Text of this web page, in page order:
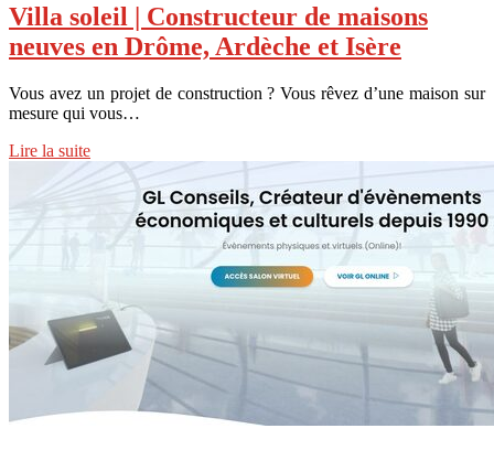
Villa soleil | Constructeur de maisons
neuves en Drôme, Ardèche et Isère
Vous avez un projet de construction ? Vous rêvez d’une maison sur
mesure qui vous…
Lire la suite